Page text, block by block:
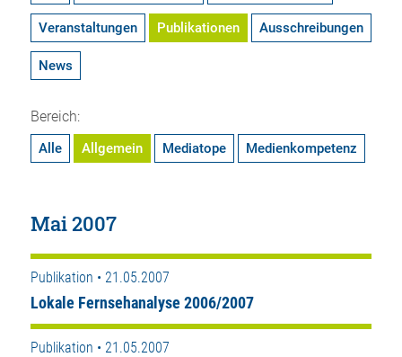
Veranstaltungen Publikationen Ausschreibungen
News
Bereich:
Alle Allgemein Mediatope Medienkompetenz
Mai 2007
Publikation • 21.05.2007
Lokale Fernsehanalyse 2006/2007
Publikation • 21.05.2007